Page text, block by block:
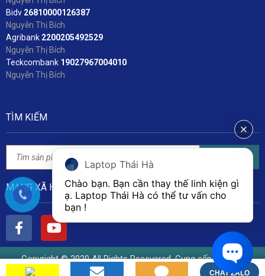
Bidv 26810000126387
Nguyễn Thị Bích
Agribank 2200205492529
Nguyễn Thị Bích
Teckcombank 19027967004010
Nguyễn Thị Bích
TÌM KIẾM
MẠNG XÃ HỘI
Copyright © 2020 All Rights Resevered. Cung cấp bởi Linh
Kiện Laptop Thái Hà
CHAT ZALO
Laptop Thái Hà
Chào bạn. Bạn cần thay thế linh kiện gì
ạ. Laptop Thái Hà có thể tư vấn cho
bạn !